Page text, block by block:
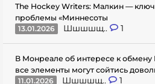
The Hockey Writers: Малкин —
проблемы «Миннесоты
13.01.2026
Шшшшщ.. 1
В Монреале об интересе к обмену
все элементы могут сойтись
11.01.2026
Шшшшщ.. 1